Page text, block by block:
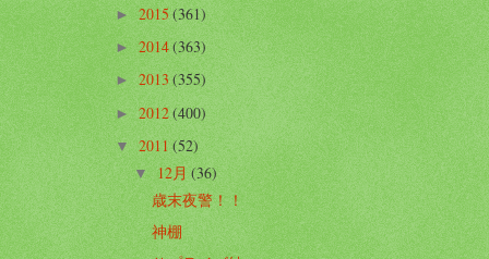
►2015(361)
►2014(363)
►2013(355)
►2012(400)
▼2011(52)
▼12月(36)
歳末夜警！！
神棚